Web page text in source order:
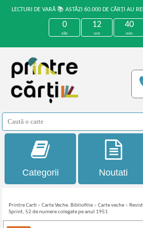
LECTURI DE VARĂ 📚 ASTĂZI 60.000 DE CĂRȚI AU
0
zile
12
ore
40
min
Categorii Noutati
Printre Carti »Carte Veche. Bibliofilie »Carte veche »
Sprint, 52 de numere colegate pe anul 1951